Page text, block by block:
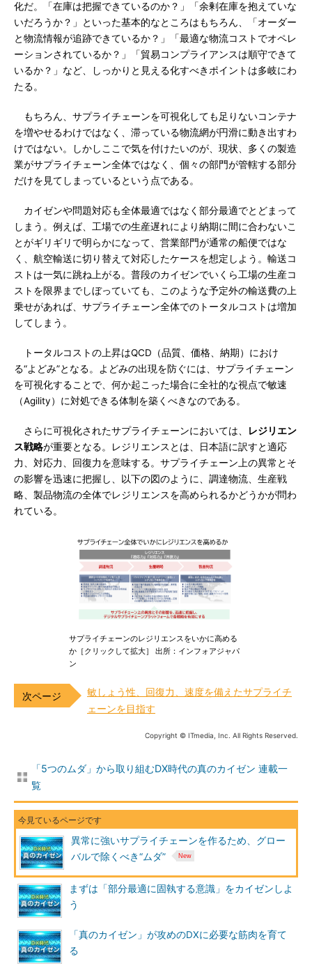
化だ。「在庫は把握できているのか？」「余剰在庫を抱えていな
いだろうか？」といった基本的なところはもちろん、「オーダー
と物流情報が追跡できているか？」「最適な物流コストでオペレ
ーションされているか？」「貿易コンプライアンスは順守できて
いるか？」など、しっかりと見える化すべきポイントは多岐にわ
たる。
もちろん、サプライチェーンを可視化しても足りないコンテナ
を増やせるわけではなく、滞っている物流網が円滑に動き出すわ
けではない。しかしここで気を付けたいのが、現状、多くの製造
業がサプライチェーン全体ではなく、個々の部門が管轄する部分
だけを見てしまっているという点である。
カイゼンや問題対応も全体最適ではなく部分最適でとどまって
しまう。例えば、工場での生産遅れにより納期に間に合わないこ
とがギリギリで明らかになって、営業部門が通常の船便ではな
く、航空輸送に切り替えて対応したケースを想定しよう。輸送コ
ストは一気に跳ね上がる。普段のカイゼンでいくら工場の生産コ
ストを限界までしぼっていても、このような予定外の輸送費の上
乗せがあれば、サプライチェーン全体でのトータルコストは増加
してしまう。
トータルコストの上昇はQCD（品質、価格、納期）におけ
る“よどみ”となる。よどみの出現を防ぐには、サプライチェーン
を可視化することで、何か起こった場合に全社的な視点で敏速
（Agility）に対処できる体制を築くべきなのである。
さらに可視化されたサプライチェーンにおいては、
レジリエン
ス戦略が重要となる。レジリエンスとは、日本語に訳すと適応
力、対応力、回復力を意味する。サプライチェーン上の異常とそ
の影響を迅速に把握し、以下の図のように、調達物流、生産戦
略、製品物流の全体でレジリエンスを高められるかどうかが問わ
れている。
サプライチェーンのレジリエンスをいかに高める
か［クリックして拡大］ 出所：インフォアジャパ
ン
敏しょう性、回復力、速度を備えたサプライチ
ェーンを目指す
Copyright © ITmedia, Inc. All Rights Reserved.
「5つのムダ」から取り組むDX時代の真のカイゼン 連載一
覧
異常に強いサプライチェーンを作るため、グロー
バルで除くべき“ムダ”
まずは「部分最適に固執する意識」をカイゼンしよ
う
「真のカイゼン」が攻めのDXに必要な筋肉を育て
る